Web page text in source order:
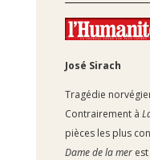
José Sirach
Tragédie
Contrairement à
pièces les plus
Dame de la merest